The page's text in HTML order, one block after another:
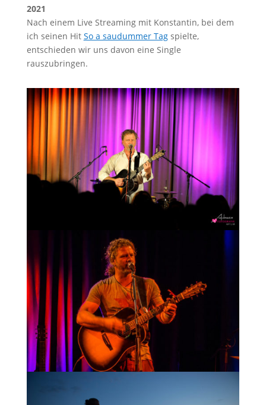
2021
Nach einem Live Streaming mit Konstantin, bei dem
ich seinen Hit So a saudummer Tagspielte,
entschieden wir uns davon eine Single
rauszubringen.